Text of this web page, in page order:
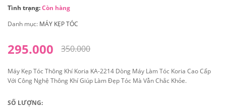
Tình trạng:Còn hàng
Danh mục: MÁY KẸP TÓC
350.000
295.000
Máy Kẹp Tóc Thông Khí Koria KA-2214 Dòng Máy Làm Tóc Koria Cao Cấp
Với Công Nghệ Thông Khí Giúp Làm Đẹp Tóc Mà Vẫn Chắc Khỏe.
SỐ LƯỢNG: